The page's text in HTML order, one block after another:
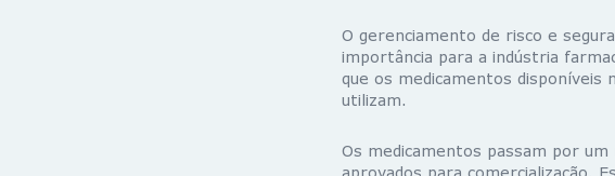
O gerenciamento de risco e
importância para a indústria
que os medicamentos disponíveis
utilizam.
Os medicamentos passam por
aprovados para comercialização.